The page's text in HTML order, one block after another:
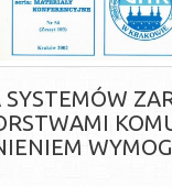
SYSTEMÓW